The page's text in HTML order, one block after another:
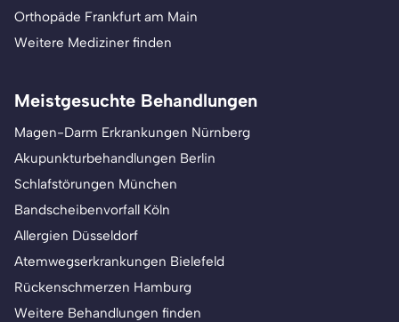
Orthopäde Frankfurt am Main
Weitere Mediziner finden
Meistgesuchte Behandlungen
Magen-Darm Erkrankungen Nürnberg
Akupunkturbehandlungen Berlin
Schlafstörungen München
Bandscheibenvorfall Köln
Allergien Düsseldorf
Atemwegserkrankungen Bielefeld
Rückenschmerzen Hamburg
Weitere Behandlungen finden